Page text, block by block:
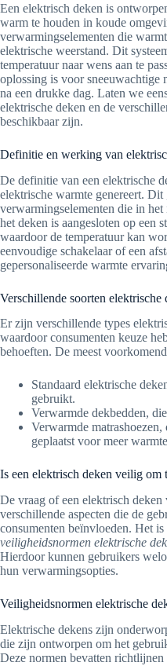
Een elektrisch deken is
warm te houden in koude
verwarmingselementen die
elektrische weerstand. Dit
temperatuur naar wens aan te
oplossing is voor sneeuwachtige
na een drukke dag. Laten we
elektrische deken en de
beschikbaar zijn.
Definitie en werking van
De definitie van een elektrische
elektrische warmte genereert. Dit
verwarmingselementen die in
het deken is aangesloten op een
waardoor de temperatuur kan
eenvoudige schakelaar of een
gepersonaliseerde warmte
Verschillende soorten elektrische
Er zijn verschillende types
waardoor consumenten keuze
behoeften. De meest
Standaard elektrische
gebruikt.
Verwarmde dekbedden,
Verwarmde
geplaatst voor meer
Is een elektrisch deken veilig om
De vraag of een elektrisch
verschillende aspecten die de
consumenten beïnvloeden. Het
veiligheidsnormen elektrische
Hierdoor kunnen gebruikers
hun verwarmingsopties.
Veiligheidsnormen elektrische
Elektrische dekens zijn
die zijn ontworpen om het
Deze normen bevatten